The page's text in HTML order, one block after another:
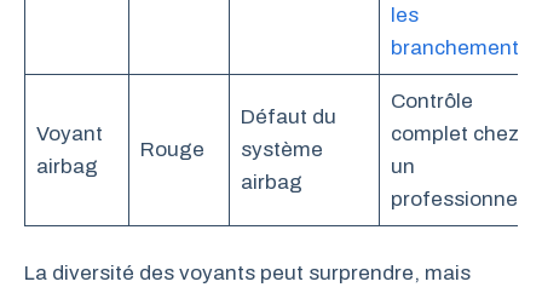
les
branchements
Voyant
airbag
Rouge
Défaut du
système
airbag
Contrôle
complet chez
un
professionnel
La diversité des voyants peut surprendre, mais